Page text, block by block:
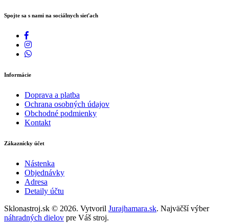
Spojte sa s nami na sociálnych sieťach
Informácie
Doprava a platba
Ochrana osobných údajov
Obchodné podmienky
Kontakt
Zákaznícky účet
Nástenka
Objednávky
Adresa
Detaily účtu
Sklonastroj.sk © 2026. Vytvoril Jurajhamara.sk. Najväčší výber
náhradných dielov pre Váš stroj.